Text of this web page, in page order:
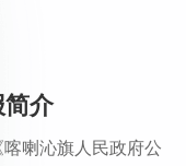
介
沁旗人民政府公